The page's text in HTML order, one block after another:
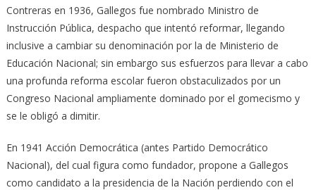
Contreras en 1936, Gallegos fue nombrado Ministro de
Instrucción Pública, despacho que intentó reformar, llegando
inclusive a cambiar su denominación por la de Ministerio de
Educación Nacional; sin embargo sus esfuerzos para llevar a cabo
una profunda reforma escolar fueron obstaculizados por un
Congreso Nacional ampliamente dominado por el gomecismo y
se le obligó a dimitir.
En 1941 Acción Democrática (antes Partido Democrático
Nacional), del cual figura como fundador, propone a Gallegos
como candidato a la presidencia de la Nación perdiendo con el